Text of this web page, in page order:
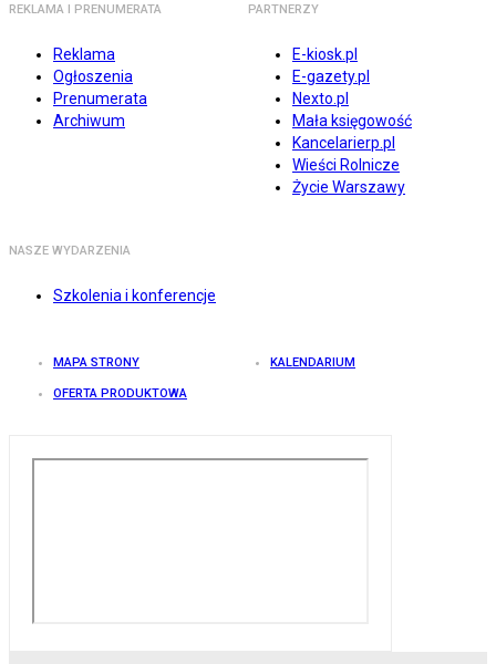
REKLAMA I PRENUMERATA
Reklama
Ogłoszenia
Prenumerata
Archiwum
PARTNERZY
E-kiosk.pl
E-gazety.pl
Nexto.pl
Mała księgowość
Kancelarierp.pl
Wieści Rolnicze
Życie Warszawy
NASZE WYDARZENIA
Szkolenia i konferencje
MAPA STRONY KALENDARIUM
OFERTA PRODUKTOWA